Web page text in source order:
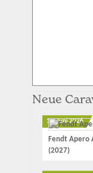
Neue
12. Juni 2026
Fendt Apero
(2027)